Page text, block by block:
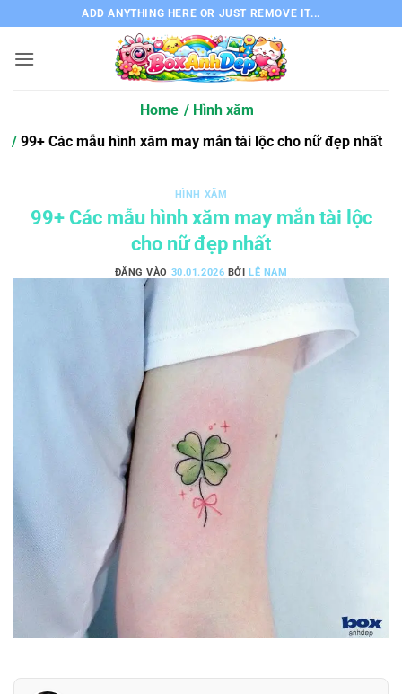
qua
nội
ADD ANYTHING HERE OR JUST REMOVE IT...
Home
Hình xăm
99+ Các mẫu hình xăm may mắn tài lộc cho nữ đẹp nhất
HÌNH XĂM
99+ Các mẫu hình xăm may mắn tài lộc
cho nữ đẹp nhất
ĐĂNG VÀO 30.01.2026 BỞILÊ NAM